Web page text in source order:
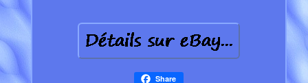
Share